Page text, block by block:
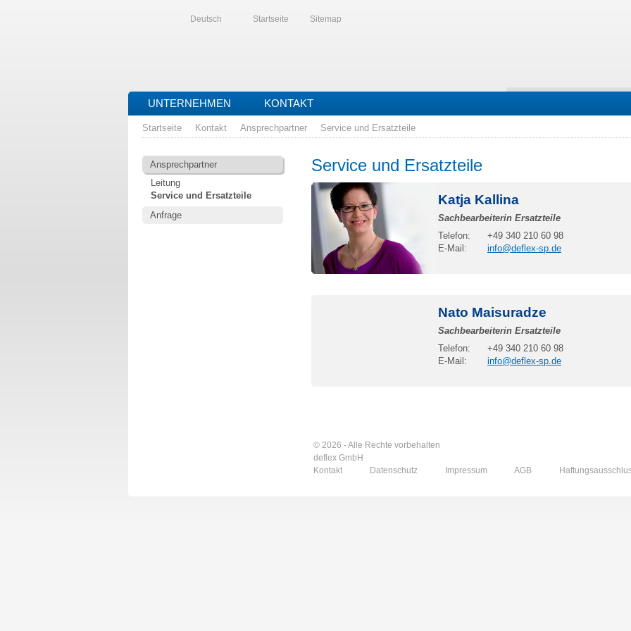
Deutsch Startseite Sitemap
UNTERNEHMEN KONTAKT
Startseite Kontakt Ansprechpartner Service und Ersatzteile
Ansprechpartner
Leitung
Service und Ersatzteile
Anfrage
Service und Ersatzteile
Katja Kallina
Sachbearbeiterin Ersatzteile
Telefon:
+49 340 210 60 98
E-Mail:
info@deflex-sp.de
Nato Maisuradze
Sachbearbeiterin Ersatzteile
Telefon:
+49 340 210 60 98
E-Mail:
info@deflex-sp.de
© 2026 - Alle Rechte vorbehalten
deflex GmbH
Kontakt
Datenschutz Impressum AGB